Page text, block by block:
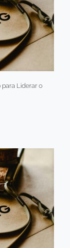
para Liderar o